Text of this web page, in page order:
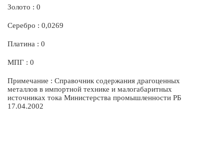
Золото : 0
Серебро : 0,0269
Платина : 0
МПГ : 0
Примечание : Справочник содержания драгоценных
металлов в импортной технике и малогабаритных
источниках тока Министерства промышленности РБ
17.04.2002